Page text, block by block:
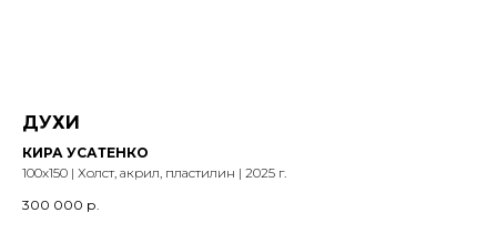
ДУХИ
КИРА УСАТЕНКО
100х150 | Холст, акрил, пластилин | 2025 г.
300 000 р.